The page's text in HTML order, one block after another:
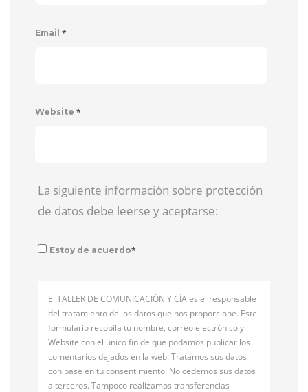
Email *
Website *
La siguiente información sobre protección
de datos debe leerse y aceptarse:
Estoy de acuerdo*
El TALLER DE COMUNICACIÓN Y CÍA es el responsable
del tratamiento de los datos que nos proporcione. Este
formulario recopila tu nombre, correo electrónico y
Website con el único fin de que podamos publicar los
comentarios dejados en la web. Tratamos sus datos
con base en tu consentimiento. No cedemos sus datos
a terceros. Tampoco realizamos transferencias